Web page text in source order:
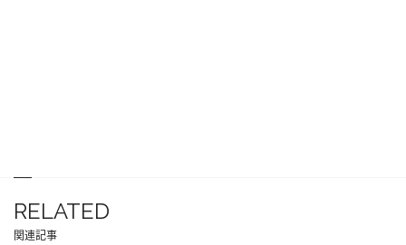
RELATED
関連記事